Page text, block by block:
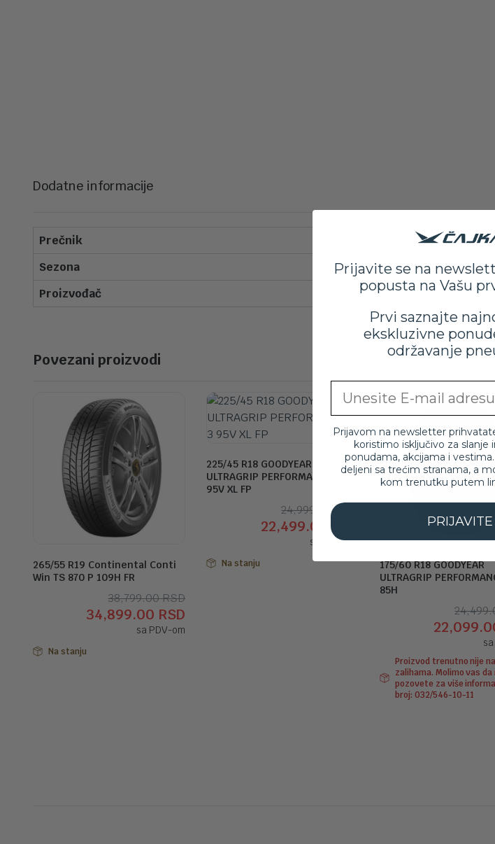
Dodatne informacije
Prečnik
Sezona
Proizvođač
Povezani proizvodi
265/55 R19 Continental Conti
Win TS 870 P 109H FR
38,799.00RSDOriginalna
cena
je
34,899.00 RSD
Trenutna
cena
je:
sa PDV-om
Na stanju
225/45 R18 GOODYEAR
ULTRAGRIP PERFORMANCE 3
95V XL FP
24,999.00RSD
bila:
24,999.00 RSD.
22,499.00RSD
22,499.00 RSD.
sa PDV-om
Na stanju
175/60 R18 GOODYEAR
ULTRAGRIP
85H
Proizvod trenutno nije na
zalihama. Molimo vas da
pozovete za više
broj: 032/546-10-11
Prijavite se na
popusta na Vašu
Prvi saznajte
ekskluzivne
održavanje
Email
Prijavom na newsletter
koristimo isključivo za slanje
ponudama, akcijama i
deljeni sa trećim stranama, a
kom trenutku putem
PRIJAVITE